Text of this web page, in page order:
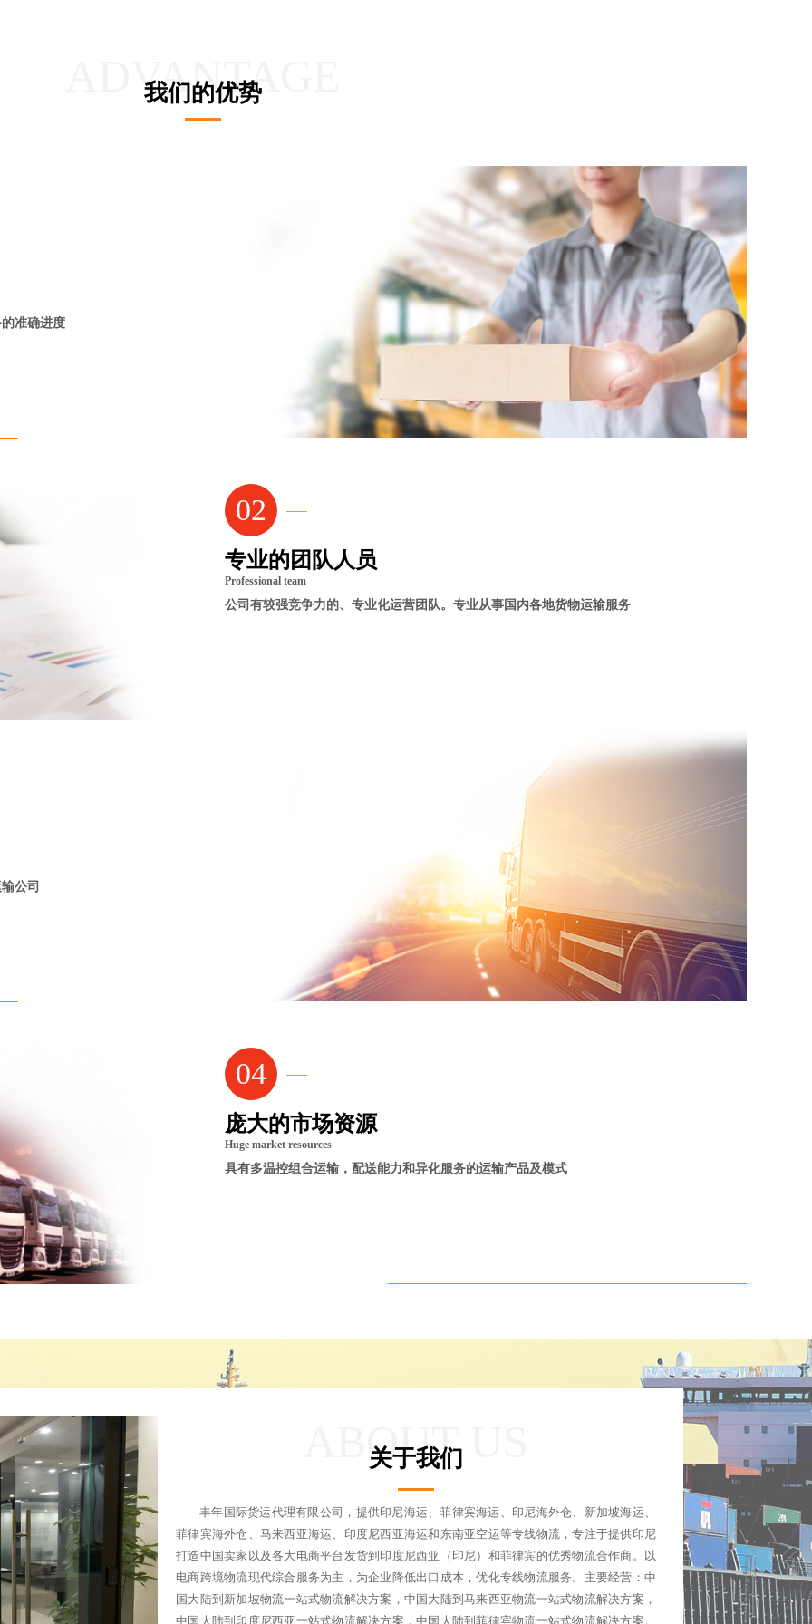
ADVANTAGE
我们的优势
准确进度
02
专业的团队人员
Professional team
公司有较强竞争力的、专业化运营团队。专业从事国内各地货物运输服务
公司
04
庞大的市场资源
Huge market resources
具有多温控组合运输，配送能力和异化服务的运输产品及模式
ABOUT US
关于我们
丰年国际货运代理有限公司，提供印尼海运、菲律宾海运、印尼海外仓、新加坡海运、
菲律宾海外仓、马来西亚海运、印度尼西亚海运和东南亚空运等专线物流，专注于提供印尼
打造中国卖家以及各大电商平台发货到印度尼西亚（印尼）和菲律宾的优秀物流合作商。以
电商跨境物流现代综合服务为主，为企业降低出口成本，优化专线物流服务。主要经营：中
国大陆到新加坡物流一站式物流解决方案，中国大陆到马来西亚物流一站式物流解决方案，
中国大陆到印度尼西亚一站式物流解决方案，中国大陆到菲律宾物流一站式物流解决方案。